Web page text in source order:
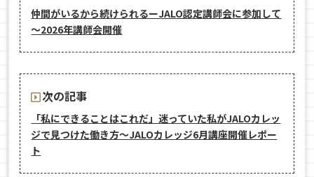
仲間がいるから続けられるーJALO認定講師会に参加して
～2026年講師会開催
次の記事
「私にできることはこれだ」迷っていた私がJALOカレッ
ジで見つけた働き方〜JALOカレッジ6月講座開催レポー
ト